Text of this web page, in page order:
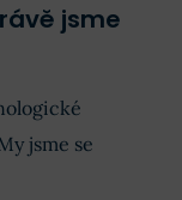
jsme
jsme se